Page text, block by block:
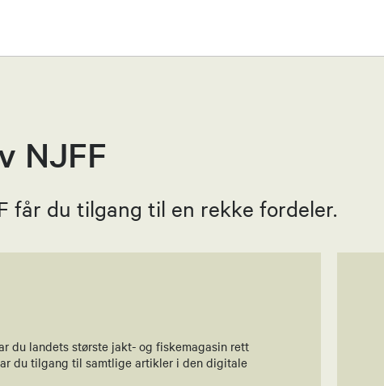
Send epost
Mads Ole Jakobsen Magnussen
Nestleder
Mats-Gjøran Tøllefsen
NJFF
får du tilgang til en rekke fordeler.
du landets største jakt- og fiskemagasin rett
du tilgang til samtlige artikler i den digitale